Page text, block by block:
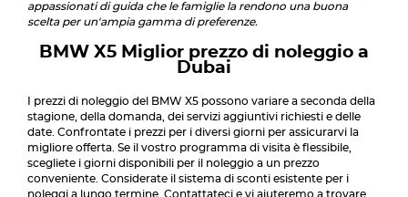
appassionati di guida che le famiglie la rendono una buona
scelta per un'ampia gamma di preferenze.
BMW X5 Miglior prezzo di noleggio a
Dubai
I prezzi di noleggio del BMW X5 possono variare a seconda della
stagione, della domanda, dei servizi aggiuntivi richiesti e delle
date. Confrontate i prezzi per i diversi giorni per assicurarvi la
migliore offerta. Se il vostro programma di visita è flessibile,
scegliete i giorni disponibili per il noleggio a un prezzo
conveniente. Considerate il sistema di sconti esistente per i
noleggi a lungo termine. Contattateci e vi aiuteremo a trovare